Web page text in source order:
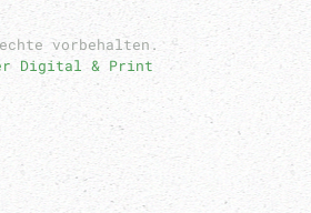
vorbehalten.
Digital & Print